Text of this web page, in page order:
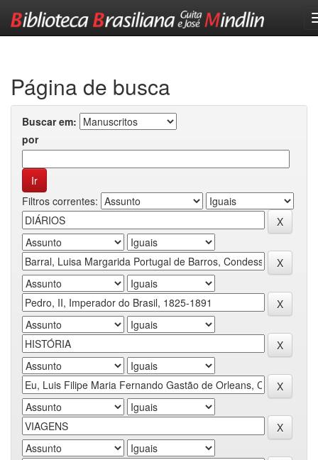
Página de busca
Buscar em:
por
Filtros correntes: